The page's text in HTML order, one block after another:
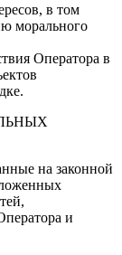
в том
морального
Оператора в
на законной
и